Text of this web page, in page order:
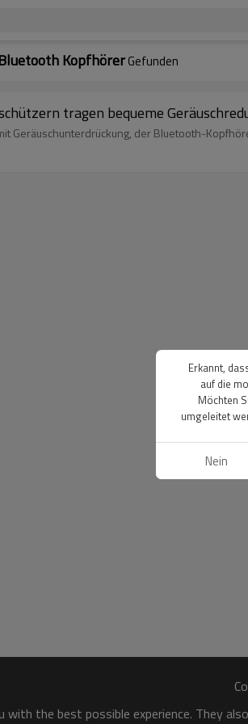
KopfhörerGefunden
tragen bequeme
Geräuschunterdrückung, der Bluetooth-
with the best possible experience. They
Erkannt,
auf die
Möchten
umgeleitet
Nein